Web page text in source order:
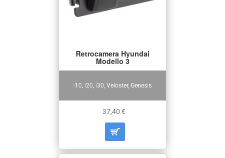
i10, i20, i30, Veloster, Genesis
Retrocamera Hyundai
Modello 3
37,40 €